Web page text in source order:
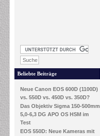
Beliebte Beiträge
Neue Canon EOS 600D (1100D)
vs. 550D vs. 450D vs. 350D?
Das Objektiv Sigma 150-500mm
5,0-6,3 DG APO OS HSM im
Test
EOS 550D: Neue Kameras mit